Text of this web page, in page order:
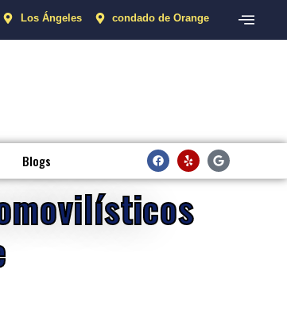
Los Ángeles condado de Orange
Blogs